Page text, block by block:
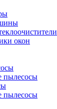
окон
пылесосы
пылесосы